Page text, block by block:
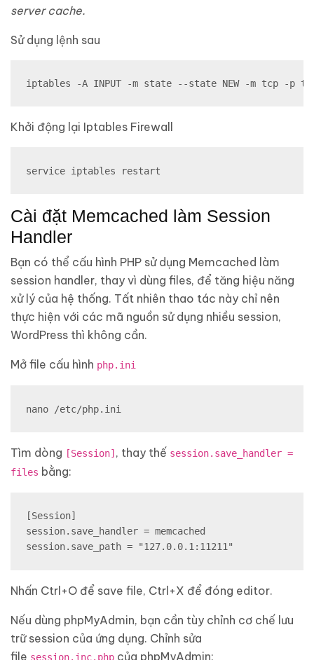
server cache.
Sử dụng lệnh sau
iptables -A INPUT -m state --state NEW -m tcp -p
Khởi động lại Iptables Firewall
service iptables restart
Cài đặt Memcached làm Session
Handler
Bạn có thể cấu hình PHP sử dụng Memcached làm
session handler, thay vì dùng files, để tăng hiệu năng
xử lý của hệ thống. Tất nhiên thao tác này chỉ nên
thực hiện với các mã nguồn sử dụng nhiều session,
WordPress thì không cần.
Mở file cấu hình php.ini
nano /etc/php.ini
Tìm dòng [Session] , thay thế session.save_handler =
files bằng:
[Session]
session.save_handler = memcached
session.save_path = "127.0.0.1:11211"
Nhấn Ctrl+O để save file, Ctrl+X để đóng editor.
Nếu dùng phpMyAdmin, bạn cần tùy chỉnh cơ chế lưu
trữ session của ứng dụng. Chỉnh sửa
file session.inc.php của phpMyAdmin: